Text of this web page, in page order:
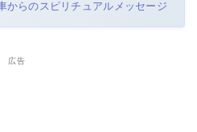
からのスピリチュアルメッセージ
広告